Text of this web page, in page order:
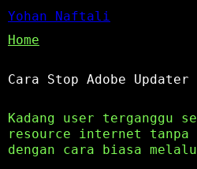
Yohan Naftali
Home
Cara Stop Adobe
Kadang user terganggu
resource internet tanpa
dengan cara biasa